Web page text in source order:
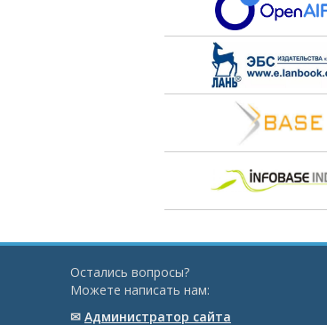
Остались вопросы?
Можете написать нам:
✉ Администратор сайта